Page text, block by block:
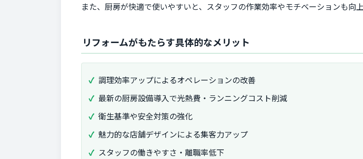
また、厨房が快適で使いやすいと、スタッフの作業効率やモチベーションも向
リフォームがもたらす具体的なメリット
調理効率アップによるオペレーションの改善
最新の厨房設備導入で光熱費・ランニングコスト削減
衛生基準や安全対策の強化
魅力的な店舗デザインによる集客力アップ
スタッフの働きやすさ・離職率低下